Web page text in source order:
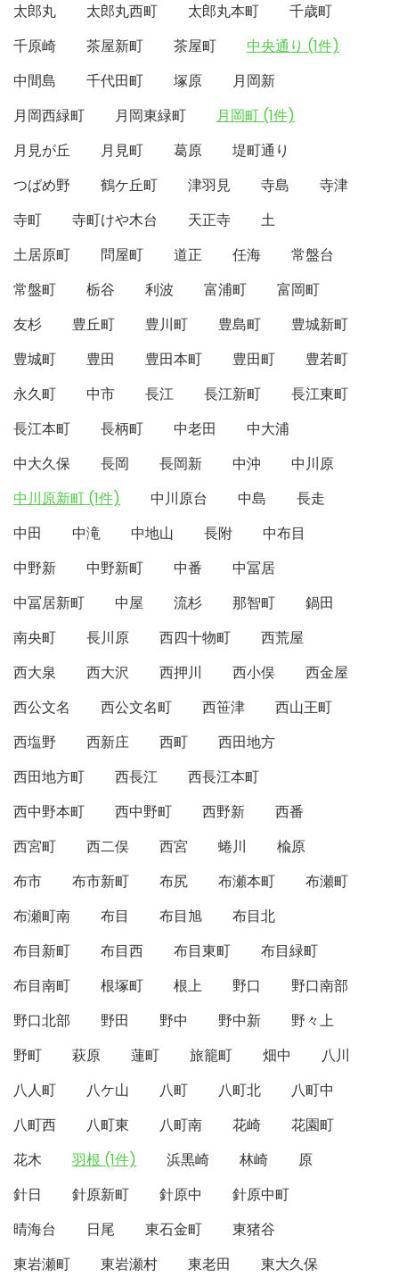
太郎丸
太郎丸西町 太郎丸本町
千歳町
千原崎
茶屋新町 茶屋町
中央通り (1件)
中間島
千代田町 塚原
月岡新
月岡西緑町
月岡東緑町
月岡町 (1件)
月見が丘
月見町 葛原
堤町通り
つばめ野
鶴ケ丘町 津羽見 寺島
寺津
寺町
寺町けや木台 天正寺
土
土居原町
問屋町 道正 任海
常盤台
常盤町
栃谷 利波 富浦町
富岡町
友杉
豊丘町 豊川町 豊島町
豊城新町
豊城町
豊田 豊田本町 豊田町
豊若町
永久町
中市 長江 長江新町
長江東町
長江本町
長柄町 中老田
中大浦
中大久保
長岡 長岡新 中沖
中川原
中川原新町 (1件)
中川原台 中島
長走
中田
中滝 中地山 長附
中布目
中野新
中野新町 中番
中冨居
中冨居新町
中屋 流杉 那智町
鍋田
南央町
長川原 西四十物町
西荒屋
西大泉
西大沢 西押川 西小俣
西金屋
西公文名
西公文名町 西笹津
西山王町
西塩野
西新庄 西町
西田地方
西田地方町
西長江
西長江本町
西中野本町
西中野町 西野新
西番
西宮町
西二俣 西宮 蜷川
楡原
布市
布市新町 布尻 布瀬本町
布瀬町
布瀬町南
布目 布目旭
布目北
布目新町
布目西 布目東町
布目緑町
布目南町
根塚町 根上 野口
野口南部
野口北部
野田 野中 野中新
野々上
野町
萩原 蓮町 旅籠町 畑中
八川
八人町
八ケ山 八町 八町北
八町中
八町西
八町東 八町南 花崎
花園町
花木
羽根 (1件) 浜黒崎 林崎
原
針日
針原新町 針原中
針原中町
晴海台
日尾 東石金町
東猪谷
東岩瀬町
東岩瀬村 東老田 東大久保